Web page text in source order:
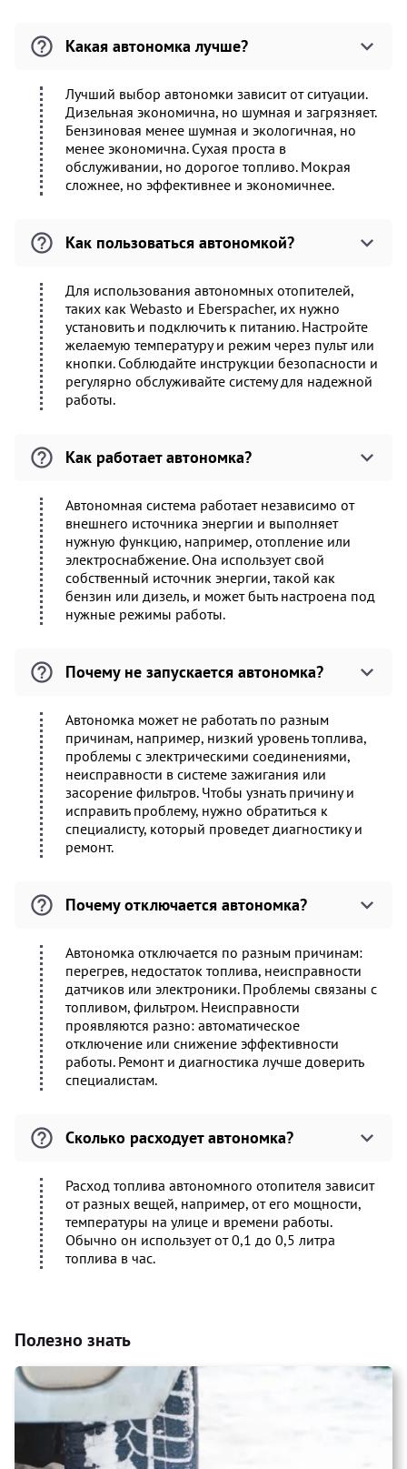
Какая автономка лучше?
Лучший выбор автономки зависит от ситуации.
Дизельная экономична, но шумная и загрязняет.
Бензиновая менее шумная и экологичная, но
менее экономична. Сухая проста в
обслуживании, но дорогое топливо. Мокрая
сложнее, но эффективнее и экономичнее.
Как пользоваться автономкой?
Для использования автономных отопителей,
таких как Webasto и Eberspacher, их нужно
установить и подключить к питанию. Настройте
желаемую температуру и режим через пульт или
кнопки. Соблюдайте инструкции безопасности и
регулярно обслуживайте систему для надежной
работы.
Как работает автономка?
Автономная система работает независимо от
внешнего источника энергии и выполняет
нужную функцию, например, отопление или
электроснабжение. Она использует свой
собственный источник энергии, такой как
бензин или дизель, и может быть настроена под
нужные режимы работы.
Почему не запускается автономка?
Автономка может не работать по разным
причинам, например, низкий уровень топлива,
проблемы с электрическими соединениями,
неисправности в системе зажигания или
засорение фильтров. Чтобы узнать причину и
исправить проблему, нужно обратиться к
специалисту, который проведет диагностику и
ремонт.
Почему отключается автономка?
Автономка отключается по разным причинам:
перегрев, недостаток топлива, неисправности
датчиков или электроники. Проблемы связаны с
топливом, фильтром. Неисправности
проявляются разно: автоматическое
отключение или снижение эффективности
работы. Ремонт и диагностика лучше доверить
специалистам.
Сколько расходует автономка?
Расход топлива автономного отопителя зависит
от разных вещей, например, от его мощности,
температуры на улице и времени работы.
Обычно он использует от 0,1 до 0,5 литра
топлива в час.
Полезно знать